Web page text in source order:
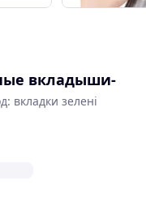
вкладыши-
вкладки зелені